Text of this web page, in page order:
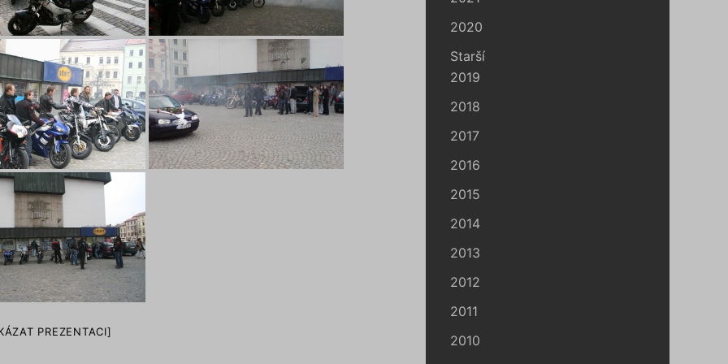
PREZENTACI]
2020
Starší
2019
2018
2017
2016
2015
2014
2013
2012
2011
2010